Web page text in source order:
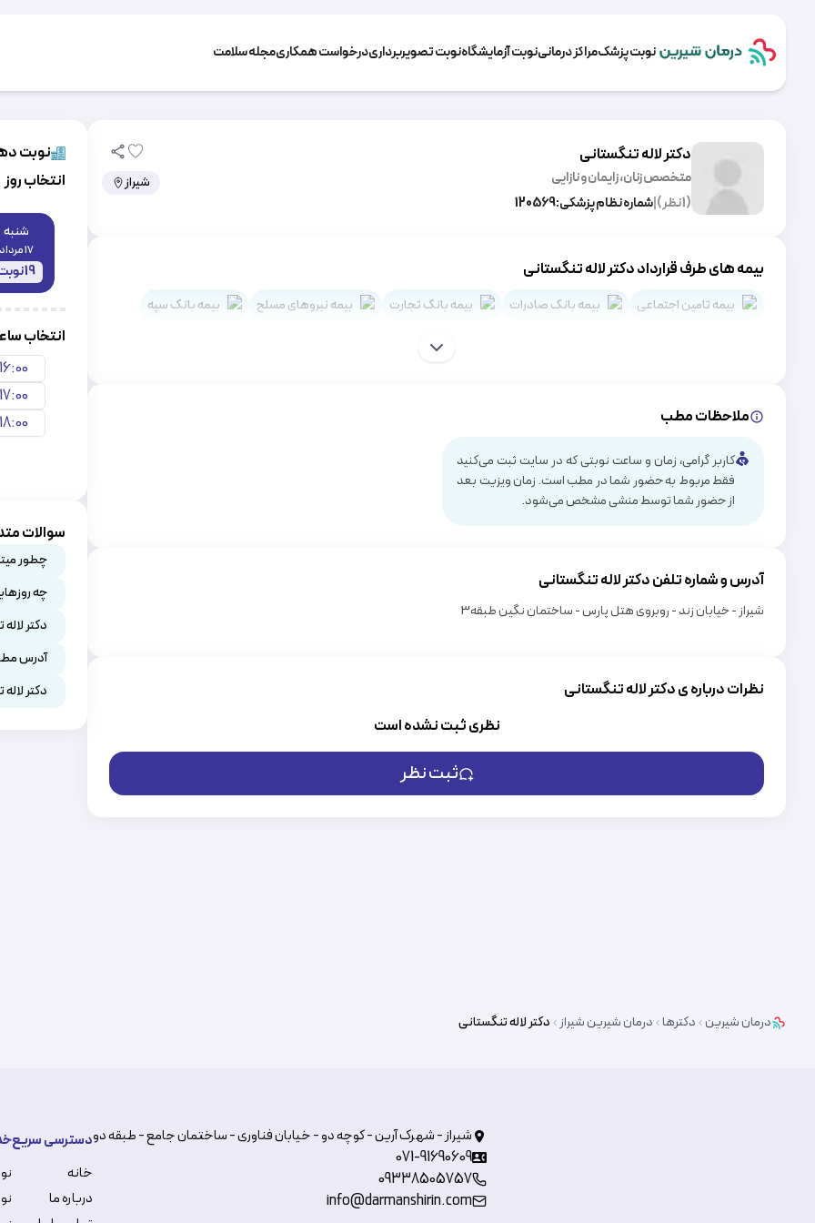
نوبت پزشکمراکز درمانینوبت آزمایشگاهنوبت تصویربرداریدرخواست همکاریمجله سلامت
دکتر لاله تنگستانی
متخصص زنان، زایمان و نازایی
شیراز
(
1نظر) شماره نظام پزشکی:120569
بیمه های طرف قرارداد دکتر لاله تنگستانی
بیمه تامین اجتماعی بیمه بانک صادرات بیمه بانک تجارت بیمه نیروهای مسلح
بیمه بانک سپه
ملاحظات مطب
کاربر گرامی، زمان و ساعت نوبتی که در سایت ثبت می‌کنید
فقط مربوط به حضور شما در مطب است. زمان ویزیت بعد
از حضور شما توسط منشی مشخص می‌شود.
آدرس و شماره تلفن دکترلاله تنگستانی
شیراز - خیابان زند - روبروی هتل پارس - ساختمان نگین طبقه3
نظرات درباره ی دکتر لاله تنگستانی
نظری ثبت نشده است
ثبت نظر
نوبت
انتخاب روز
شنبه
17 مرداد
19
انتخاب
16:00
17:00
18:00
سوالات
چطور
چه
دکتر
آدرس
دکتر
درمان شیرین دکترها درمان شیرینشیراز دکترلاله تنگستانی
دسترسی سریع
خانه
درباره ما
شیراز - شهرک آرین - کوچه دو - خیابان فناوری - ساختمان جامع - طبقه دو
071-91690609
09338505757
info@darmanshirin.com